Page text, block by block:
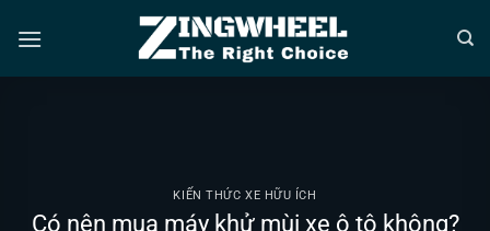
qua
KIẾN THỨC XE HỮU ÍCH
Có nên mua máy khử mùi xe ô tô không?